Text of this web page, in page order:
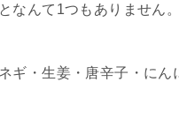
なんて1つもありません。
ギ・生姜・唐辛子・にん